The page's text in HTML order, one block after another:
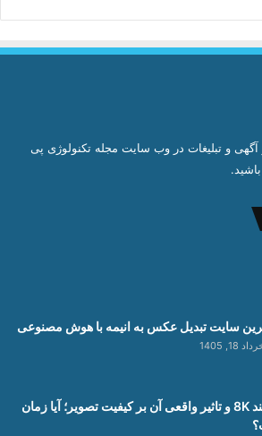
آگهی و تبلیغات در وب سایت مجله تکنولوژی پی
سایت تبدیل عکس به انیمه با هوش مصنوعی
18, 1405
آینده تلویزیون های هوشمند 8K و تاثیر واقعی آن بر کیفیت تصویر؛ آیا زمان